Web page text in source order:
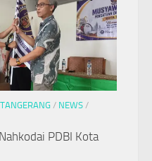
/ NEWS /
PDBI Kota